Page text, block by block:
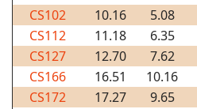
CS102
10.16 5.08
CS112
11.18 6.35
CS127
12.70 7.62
CS166
16.51 10.16
CS172
17.27 9.65